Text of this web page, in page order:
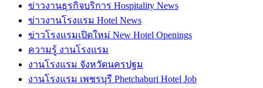
ข่าวงานธุรกิจบริการ Hospitality News
ข่าวงานโรงแรม Hotel News
ข่าวโรงแรมเปิดใหม่ New Hotel Openings
ความรู้ งานโรงแรม
งานโรงแรม จังหวัดนครปฐม
งานโรงแรม เพชรบุรี Phetchaburi Hotel Job